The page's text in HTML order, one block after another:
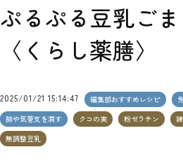
ぷるぷる豆乳ご
〈くらし薬膳〉
2025/01/21 15:14:47 編集部おすすめレシピ
肺や気管支を潤す
クコの実 粉ゼラチン
無調整豆乳